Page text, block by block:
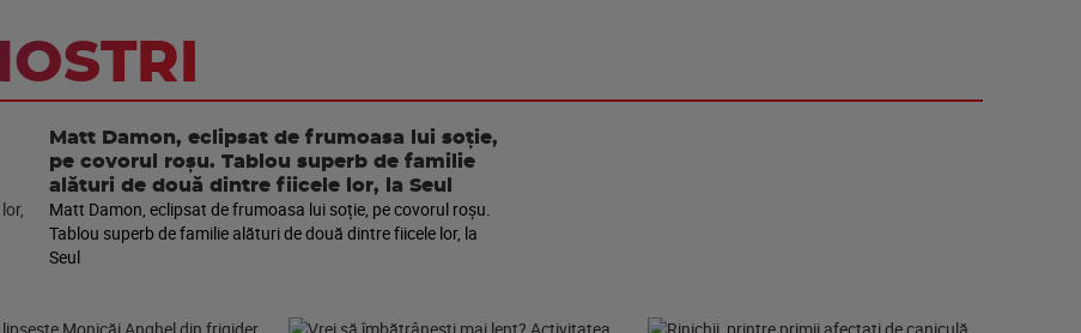
Matt Damon, eclipsat de frumoasa lui soție,
pe covorul roșu. Tablou superb de familie
alături de două dintre fiicele lor, la Seul
Matt Damon, eclipsat de frumoasa lui soție, pe covorul roșu.
Tablou superb de familie alături de două dintre fiicele lor, la
Seul